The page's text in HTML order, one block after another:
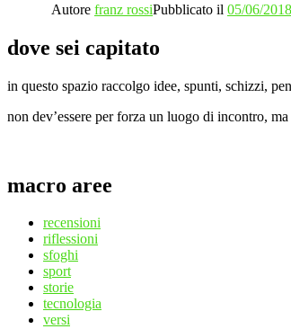
Autore franz rossiPubblicato il 05/06/2018
dove sei capitato
in questo spazio raccolgo idee, spunti, schizzi,
non dev’essere per forza un luogo di incontro,
macro aree
recensioni
riflessioni
sfoghi
sport
storie
tecnologia
versi